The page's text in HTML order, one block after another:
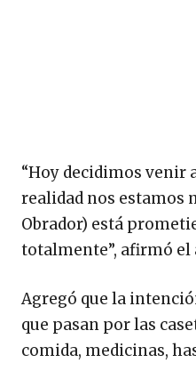
“Hoy decidimos venir
realidad nos estamos
Obrador) está
totalmente”, afirmó el
Agregó que la
que pasan por las
comida, medicinas,